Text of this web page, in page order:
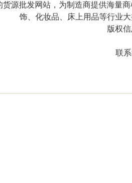
货源批发网站，为制造商提供海量
饰、化妆品、床上用品等行业
版权信
联